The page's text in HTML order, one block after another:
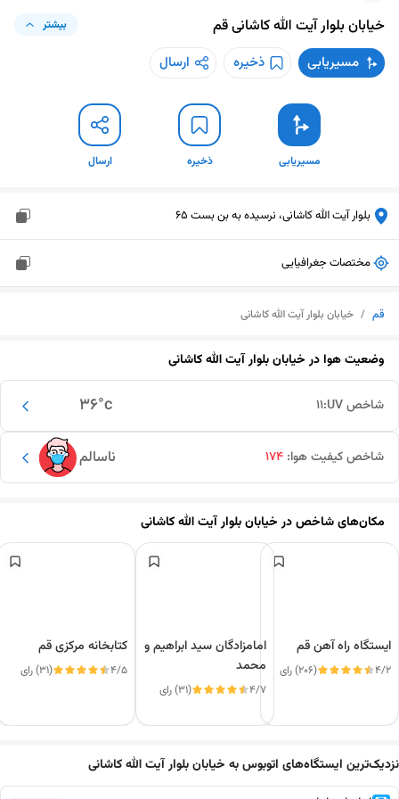
خیابان بلوار آیت الله کاشانیقم بیشتر
مسیریابی ذخیره ارسال
مسیریابی ذخیره ارسال
بلوار آیت الله کاشانی، نرسیده به بن بست 65
مختصات جغرافیایی
قم / خیابان بلوار آیت الله کاشانی
وضعیت هوا درخیابان بلوار آیت الله کاشانی
36°c شاخص UV: 11
ناسالم شاخص کیفیت هوا: 174
مکان‌های شاخص درخیابان بلوار آیت الله کاشانی
ایستگاه راه آهن قم
4/2 (206) رای
امامزادگان سید ابراهیم و
محمد
4/7 (31) رای
کتابخانه مرکزی قم
4/5 (31) رای
نزدیک‌ترین ایستگاه‌های اتوبوس به خیابان بلوار آیت الله کاشانی
این دور و بر